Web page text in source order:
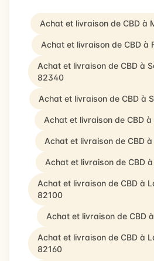
Achat et livraison de CBD à
Achat et livraison de CBD à
Achat et livraison de CBD à
82340
Achat et livraison de CBD à
Achat et livraison de CBD
Achat et livraison de CBD
Achat et livraison de CBD
Achat et livraison de CBD à
82100
Achat et livraison de CBD
Achat et livraison de CBD à
82160